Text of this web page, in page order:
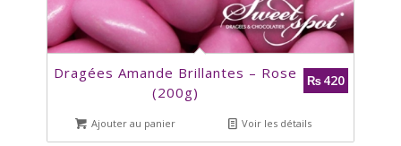
Dragées Amande Brillantes – Rose
(200g)
₨420
Ajouter au panier Voir les détails